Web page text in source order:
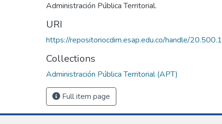
Administración Pública Territorial.
URI
https://repositoriocdim.esap.edu.co/handle/
Collections
Administración Pública Territorial (APT)
Full item page